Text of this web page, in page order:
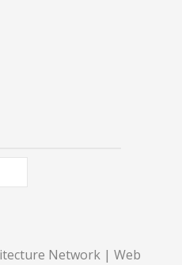
Network | Web